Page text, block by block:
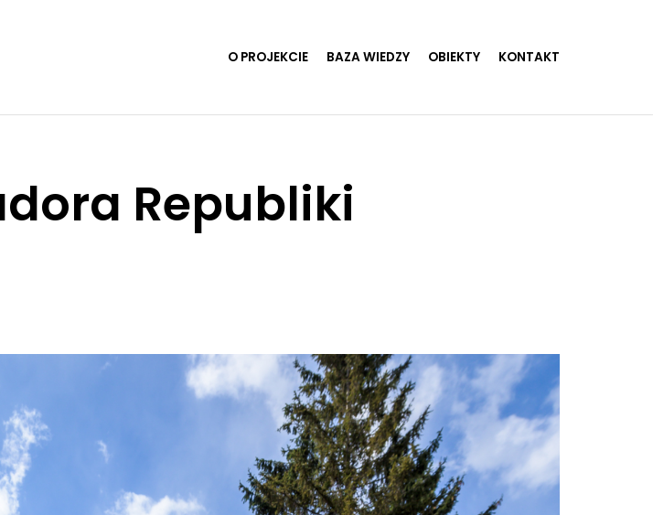
O PROJEKCIE BAZA WIEDZY OBIEKTY KONTAKT
Republiki